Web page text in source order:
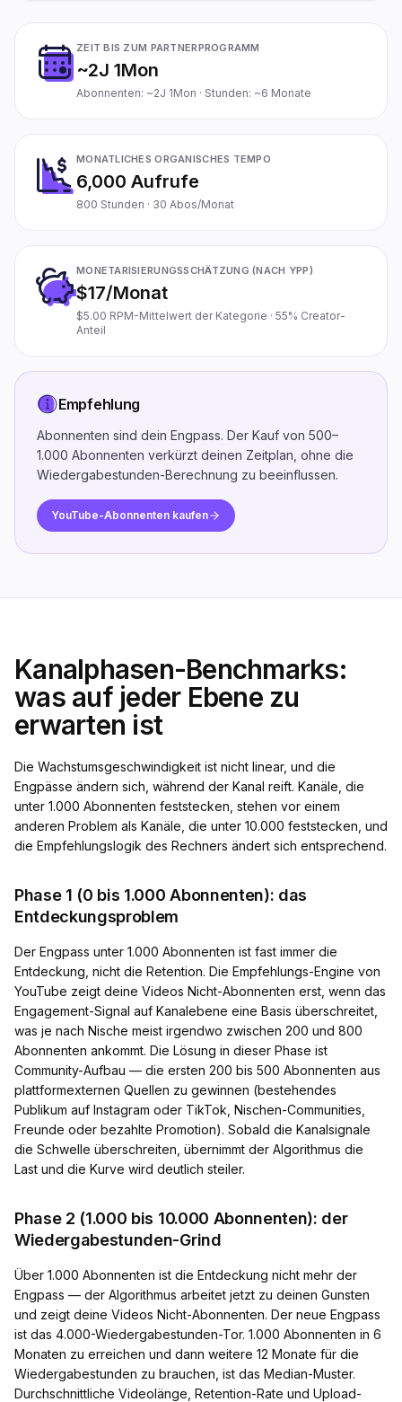
ZEIT BIS ZUM PARTNERPROGRAMM
~2J 1Mon
Abonnenten: ~2J 1Mon · Stunden: ~6 Monate
MONATLICHES ORGANISCHES TEMPO
6,000 Aufrufe
800 Stunden · 30 Abos/Monat
MONETARISIERUNGSSCHÄTZUNG (NACH YPP)
$17/Monat
$5.00 RPM-Mittelwert der Kategorie · 55% Creator-
Anteil
Empfehlung
Abonnenten sind dein Engpass. Der Kauf von 500–
1.000 Abonnenten verkürzt deinen Zeitplan, ohne die
Wiedergabestunden-Berechnung zu beeinflussen.
YouTube-Abonnenten kaufen
Kanalphasen-Benchmarks:
was auf jeder Ebene zu
erwarten ist
Die Wachstumsgeschwindigkeit ist nicht linear, und die
Engpässe ändern sich, während der Kanal reift. Kanäle, die
unter 1.000 Abonnenten feststecken, stehen vor einem
anderen Problem als Kanäle, die unter 10.000 feststecken, und
die Empfehlungslogik des Rechners ändert sich entsprechend.
Phase 1 (0 bis 1.000 Abonnenten): das
Entdeckungsproblem
Der Engpass unter 1.000 Abonnenten ist fast immer die
Entdeckung, nicht die Retention. Die Empfehlungs-Engine von
YouTube zeigt deine Videos Nicht-Abonnenten erst, wenn das
Engagement-Signal auf Kanalebene eine Basis überschreitet,
was je nach Nische meist irgendwo zwischen 200 und 800
Abonnenten ankommt. Die Lösung in dieser Phase ist
Community-Aufbau — die ersten 200 bis 500 Abonnenten aus
plattformexternen Quellen zu gewinnen (bestehendes
Publikum auf Instagram oder TikTok, Nischen-Communities,
Freunde oder bezahlte Promotion). Sobald die Kanalsignale
die Schwelle überschreiten, übernimmt der Algorithmus die
Last und die Kurve wird deutlich steiler.
Phase 2 (1.000 bis 10.000 Abonnenten): der
Wiedergabestunden-Grind
Über 1.000 Abonnenten ist die Entdeckung nicht mehr der
Engpass — der Algorithmus arbeitet jetzt zu deinen Gunsten
und zeigt deine Videos Nicht-Abonnenten. Der neue Engpass
ist das 4.000-Wiedergabestunden-Tor. 1.000 Abonnenten in 6
Monaten zu erreichen und dann weitere 12 Monate für die
Wiedergabestunden zu brauchen, ist das Median-Muster.
Durchschnittliche Videolänge, Retention-Rate und Upload-